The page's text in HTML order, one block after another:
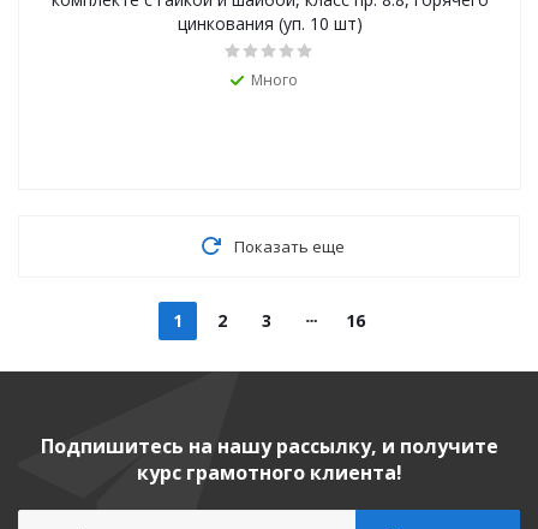
цинкования (уп. 10 шт)
Много
Показать еще
1 2 3 16
Подпишитесь на нашу рассылку, и получите
курс грамотного клиента!